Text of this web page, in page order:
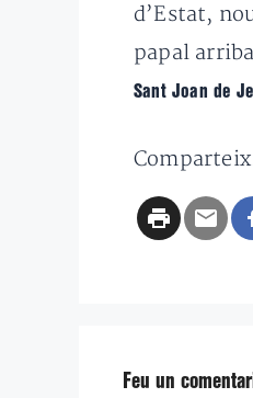
d’Estat,
papal arriba
Sant Joan de
Feu un comentari